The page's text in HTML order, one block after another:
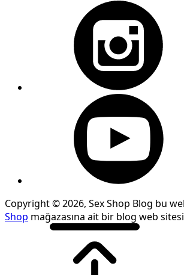
Copyright © 2026, Sex Shop Blog bu
Shop mağazasına ait bir blog web